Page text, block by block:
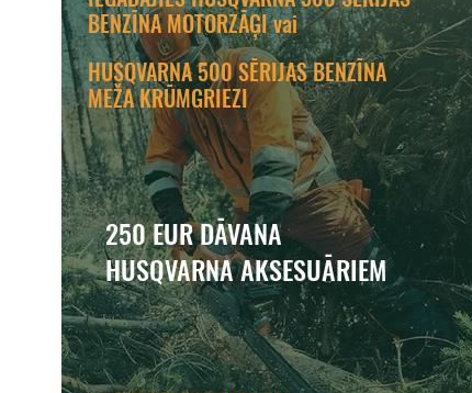
BENZĪNA MOTORZĀĢI vai
HUSQVARNA 500 SĒRIJAS BENZĪNA
MEŽA KRŪMGRIEZI
250 EUR DĀVANA
HUSQVARNA AKSESUĀRIEM